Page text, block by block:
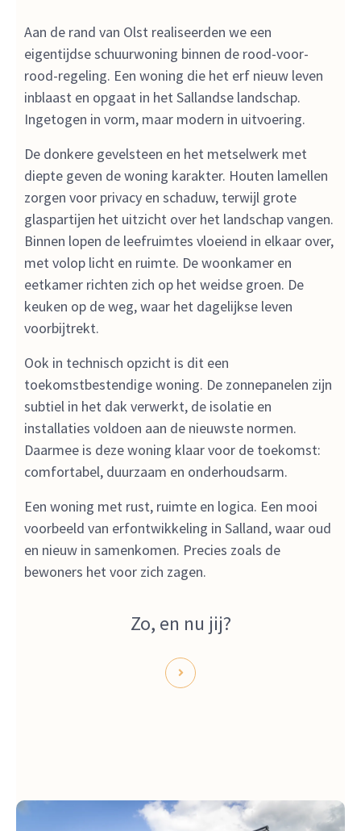
Aan de rand van Olst realiseerden we een
eigentijdse schuurwoning binnen de rood-voor-
rood-regeling. Een woning die het erf nieuw leven
inblaast en opgaat in het Sallandse landschap.
Ingetogen in vorm, maar modern in uitvoering.
De donkere gevelsteen en het metselwerk met
diepte geven de woning karakter. Houten lamellen
zorgen voor privacy en schaduw, terwijl grote
glaspartijen het uitzicht over het landschap vangen.
Binnen lopen de leefruimtes vloeiend in elkaar over,
met volop licht en ruimte. De woonkamer en
eetkamer richten zich op het weidse groen. De
keuken op de weg, waar het dagelijkse leven
voorbijtrekt.
Ook in technisch opzicht is dit een
toekomstbestendige woning. De zonnepanelen zijn
subtiel in het dak verwerkt, de isolatie en
installaties voldoen aan de nieuwste normen.
Daarmee is deze woning klaar voor de toekomst:
comfortabel, duurzaam en onderhoudsarm.
Een woning met rust, ruimte en logica. Een mooi
voorbeeld van erfontwikkeling in Salland, waar oud
en nieuw in samenkomen. Precies zoals de
bewoners het voor zich zagen.
Zo, en nu jij?